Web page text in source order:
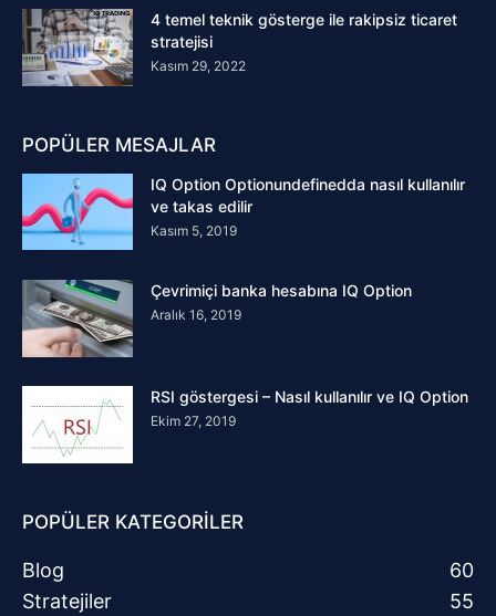
4 temel teknik gösterge ile rakipsiz ticaret
stratejisi
Kasım 29, 2022
POPÜLER MESAJLAR
IQ Option Optionundefinedda nasıl kullanılır
ve takas edilir
Kasım 5, 2019
Çevrimiçi banka hesabına IQ Option
Aralık 16, 2019
RSI göstergesi – Nasıl kullanılır ve IQ Option
Ekim 27, 2019
POPÜLER KATEGORİLER
Blog
60
Stratejiler
55